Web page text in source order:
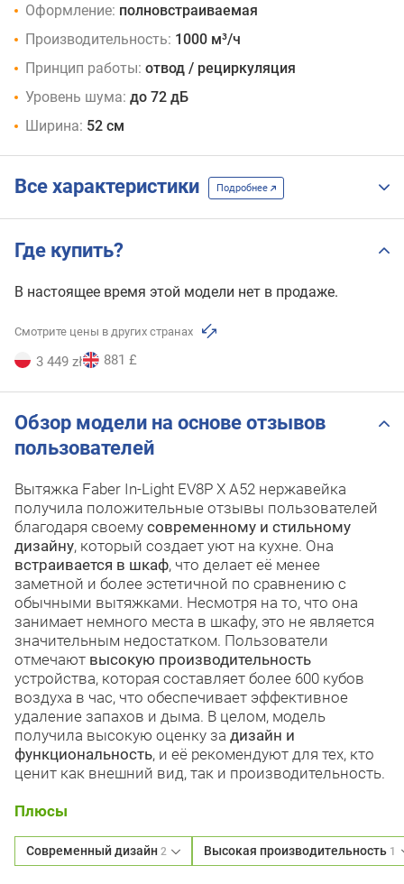
Оформление: полновстраиваемая
Производительность: 1000 м³/ч
Принцип работы: отвод / рециркуляция
Уровень шума: до 72 дБ
Ширина: 52 см
Все характеристики Подробнее
Где купить?
В настоящее время этой модели нет в продаже.
Смотрите цены в других странах
3 449 zł 881 £
Обзор модели на основе отзывов
пользователей
Вытяжка Faber In-Light EV8P X A52 нержавейка
получила положительные отзывы пользователей
благодаря своему современному и стильному
дизайну, который создает уют на кухне. Она
встраивается в шкаф, что делает её менее
заметной и более эстетичной по сравнению с
обычными вытяжками. Несмотря на то, что она
занимает немного места в шкафу, это не является
значительным недостатком. Пользователи
отмечают высокую производительность
устройства, которая составляет более 600 кубов
воздуха в час, что обеспечивает эффективное
удаление запахов и дыма. В целом, модель
получила высокую оценку за дизайн и
функциональность, и её рекомендуют для тех, кто
ценит как внешний вид, так и производительность.
Плюсы
Современный дизайн 2 Высокая производительность 1